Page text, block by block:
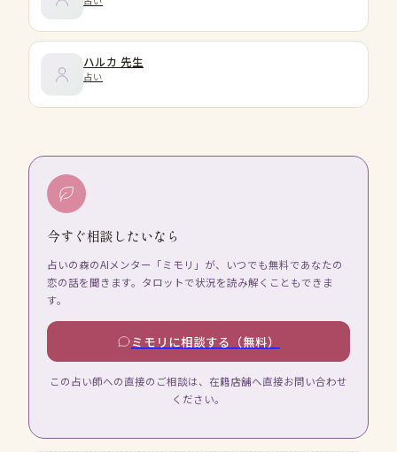
ハルカ 先生
占い
今すぐ相談したいなら
占いの森のAIメンター「ミモリ」が、いつでも無料であなたの
恋の話を聞きます。タロットで状況を読み解くこともできま
す。
ミモリに相談する（無料）
この占い師への直接のご相談は、在籍店舗へ直接お問い合わせ
ください。